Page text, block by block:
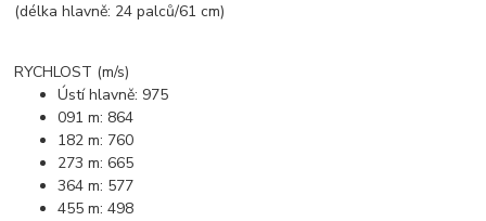
(délka hlavně: 24 palců/61 cm)
RYCHLOST (m/s)
Ústí hlavně: 975
091 m: 864
182 m: 760
273 m: 665
364 m: 577
455 m: 498